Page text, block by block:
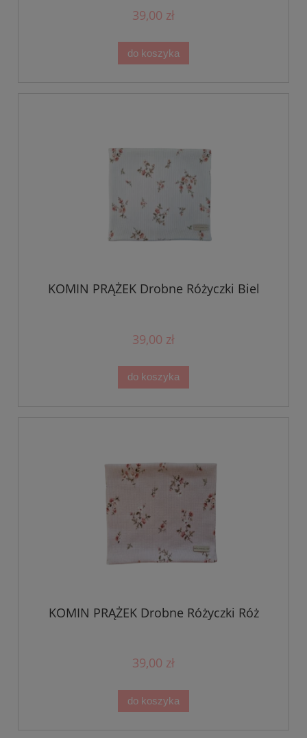
39,00 zł
do koszyka
KOMIN PRĄŻEK Drobne Różyczki Biel
39,00 zł
do koszyka
KOMIN PRĄŻEK Drobne Różyczki Róż
39,00 zł
do koszyka